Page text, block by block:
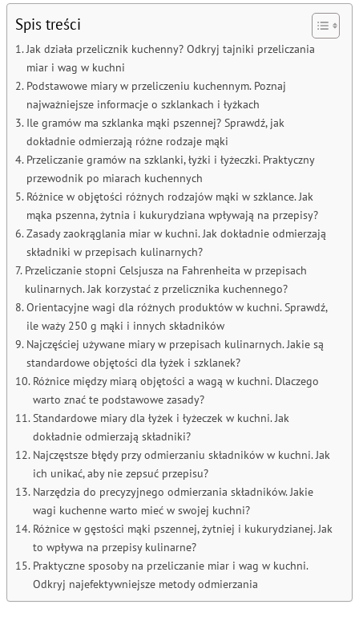
Spis treści
Jak działa przelicznik kuchenny? Odkryj tajniki przeliczania
miar i wag w kuchni
Podstawowe miary w przeliczeniu kuchennym. Poznaj
najważniejsze informacje o szklankach i łyżkach
Ile gramów ma szklanka mąki pszennej? Sprawdź, jak
dokładnie odmierzają różne rodzaje mąki
Przeliczanie gramów na szklanki, łyżki i łyżeczki. Praktyczny
przewodnik po miarach kuchennych
Różnice w objętości różnych rodzajów mąki w szklance. Jak
mąka pszenna, żytnia i kukurydziana wpływają na przepisy?
Zasady zaokrąglania miar w kuchni. Jak dokładnie odmierzają
składniki w przepisach kulinarnych?
Przeliczanie stopni Celsjusza na Fahrenheita w przepisach
kulinarnych. Jak korzystać z przelicznika kuchennego?
Orientacyjne wagi dla różnych produktów w kuchni. Sprawdź,
ile waży 250 g mąki i innych składników
Najczęściej używane miary w przepisach kulinarnych. Jakie są
standardowe objętości dla łyżek i szklanek?
Różnice między miarą objętości a wagą w kuchni. Dlaczego
warto znać te podstawowe zasady?
Standardowe miary dla łyżek i łyżeczek w kuchni. Jak
dokładnie odmierzają składniki?
Najczęstsze błędy przy odmierzaniu składników w kuchni. Jak
ich unikać, aby nie zepsuć przepisu?
Narzędzia do precyzyjnego odmierzania składników. Jakie
wagi kuchenne warto mieć w swojej kuchni?
Różnice w gęstości mąki pszennej, żytniej i kukurydzianej. Jak
to wpływa na przepisy kulinarne?
Praktyczne sposoby na przeliczanie miar i wag w kuchni.
Odkryj najefektywniejsze metody odmierzania